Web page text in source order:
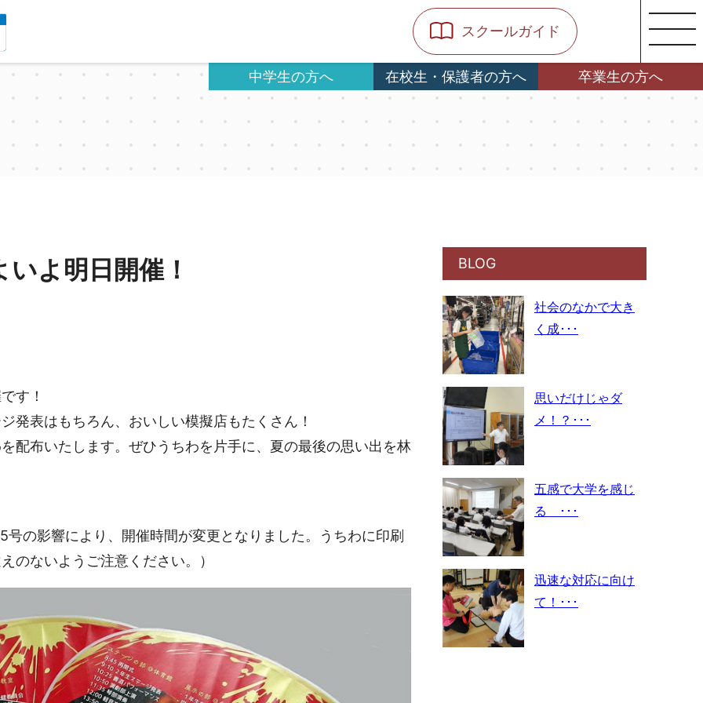
スクールガイド
中学生の方へ 在校生・保護者の方へ 卒業生の方へ
よ明日開催！
す！
発表はもちろん、おいしい模擬店もたくさん！
配布いたします。ぜひうちわを片手に、夏の最後の思い出を林
の影響により、開催時間が変更となりました。うちわに印刷
のないようご注意ください。）
BLOG
社会のなかで大き
く成･･･
思いだけじゃダ
メ！？･･･
五感で大学を感じ
る ･･･
迅速な対応に向け
て！･･･